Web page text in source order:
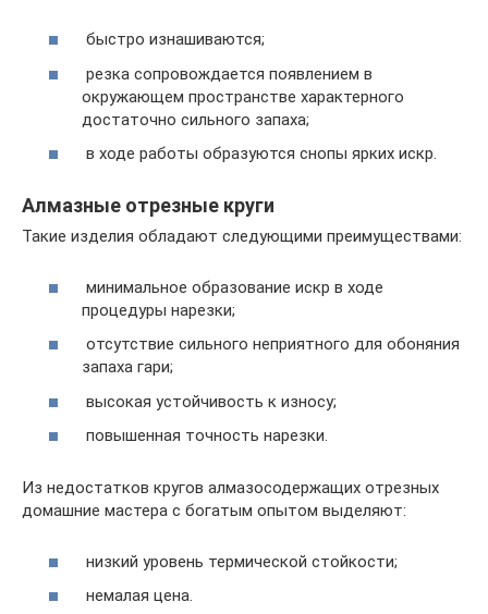
быстро изнашиваются;
резка сопровождается появлением в
окружающем пространстве характерного
достаточно сильного запаха;
в ходе работы образуются снопы ярких искр.
Алмазные отрезные круги
Такие изделия обладают следующими преимуществами:
минимальное образование искр в ходе
процедуры нарезки;
отсутствие сильного неприятного для обоняния
запаха гари;
высокая устойчивость к износу;
повышенная точность нарезки.
Из недостатков кругов алмазосодержащих отрезных
домашние мастера с богатым опытом выделяют:
низкий уровень термической стойкости;
немалая цена.